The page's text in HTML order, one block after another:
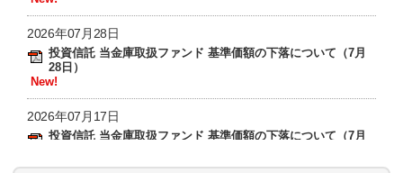
2026年07月28日
投資信託 当金庫取扱ファンド 基準価額の下落について（7月
28日）
New!
2026年07月17日
投資信託 当金庫取扱ファンド 基準価額の下落について（7月
New!